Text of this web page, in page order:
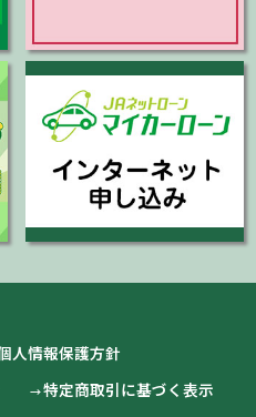
人情報保護方針
特定商取引に基づく表示